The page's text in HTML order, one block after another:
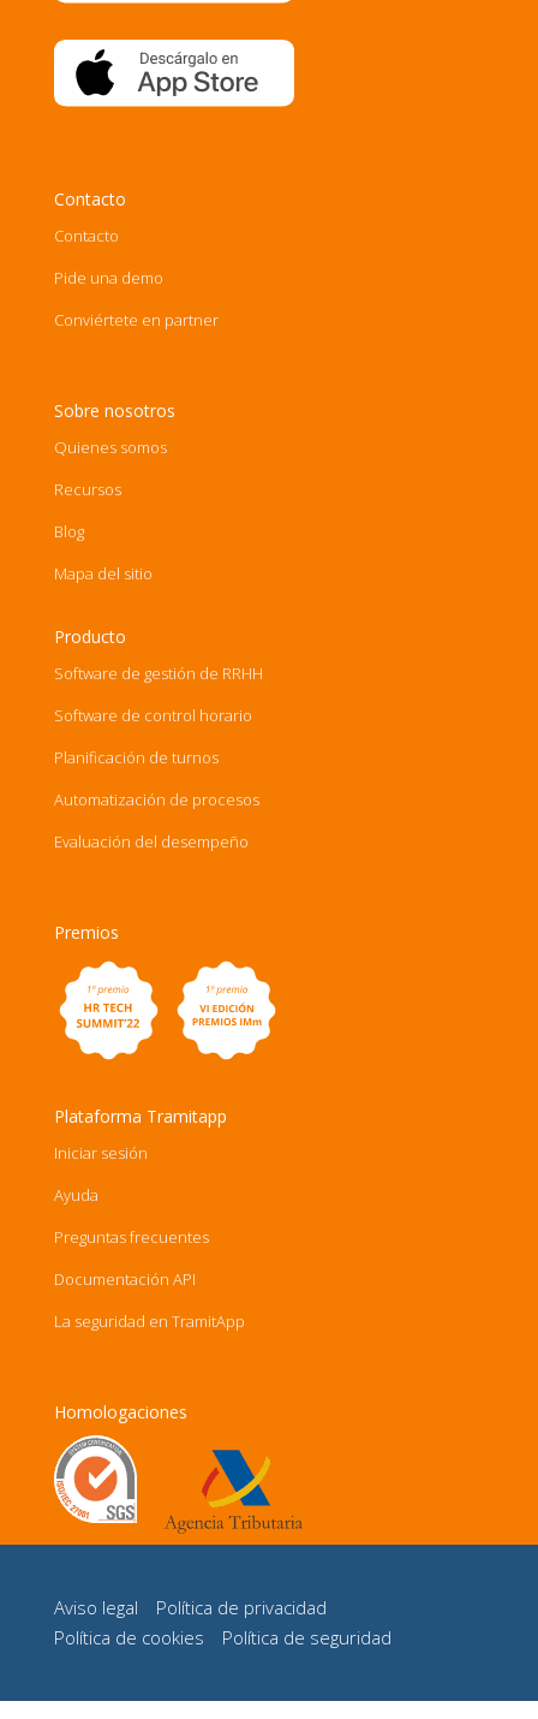
Contacto
Contacto
Pide una demo
Conviértete en partner
Sobre nosotros
Quienes somos
Recursos
Blog
Mapa del sitio
Producto
Software de gestión de RRHH
Software de control horario
Planificación de turnos
Automatización de procesos
Evaluación del desempeño
Premios
Plataforma Tramitapp
Iniciar sesión
Ayuda
Preguntas frecuentes
Documentación API
La seguridad en TramitApp
Homologaciones
Aviso legal
Política de privacidad
Política de cookies
Política de seguridad